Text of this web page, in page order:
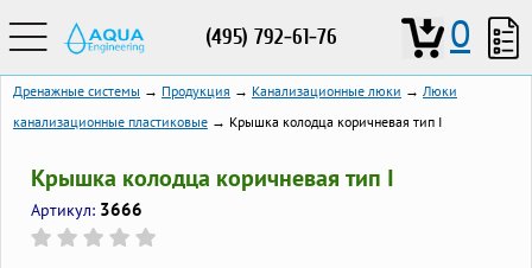
(495) 792-61-76 0
Дренажные системы → Продукция → Канализационные люки → Люки
канализационные пластиковые → Крышка колодца коричневая тип I
Крышка колодца коричневая тип I
Артикул: 3666